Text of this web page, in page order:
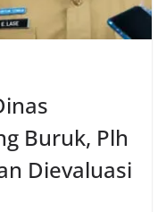
Buruk, Plh
Dievaluasi